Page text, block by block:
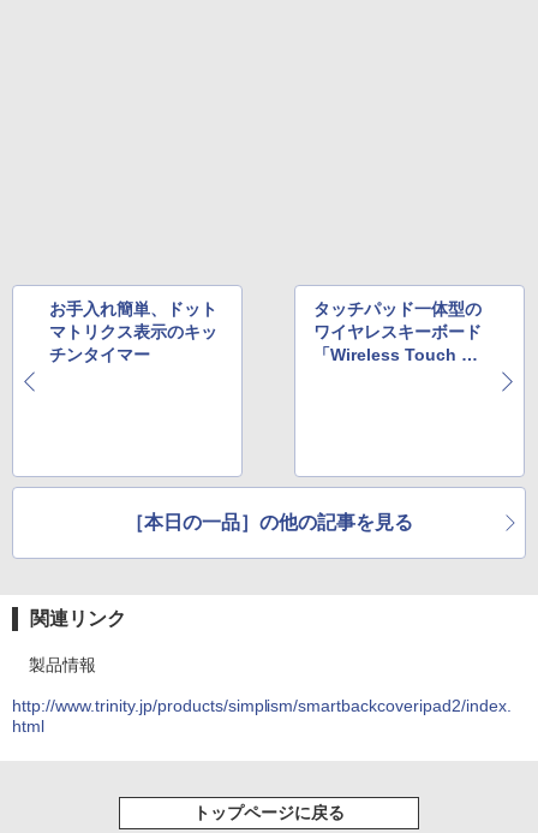
お手入れ簡単、ドット
マトリクス表示のキッ
チンタイマー
タッチパッド一体型の
ワイヤレスキーボード
「Wireless Touch Ke
［本日の一品］の他の記事を見る
関連リンク
製品情報
http://www.trinity.jp/products/simplism/smartbackcoveripad2/index.
html
トップページに戻る